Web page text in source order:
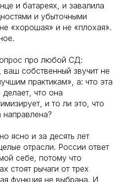
и батареях, и завалила
и убыточными
«хорошая» и не «плохая».
про любой СД:
ваш собственный звучит не
практикам», а: что эта
что она
и то ли это, что
ясно и за десять лет
отрасли. России ответ
себе, потому что
стоят рычаги от трех
функция не выбрана. И